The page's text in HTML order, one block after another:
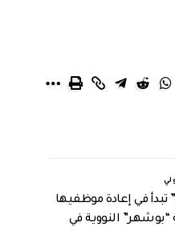
تبدأ في إعادة موظفيها
النووية في